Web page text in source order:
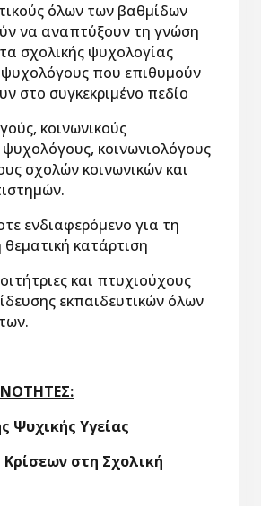
όλων των βαθμίδων
να αναπτύξουν τη γνώση
σχολικής ψυχολογίας
ψυχολόγους που επιθυμούν
στο συγκεκριμένο πεδίο
κοινωνικούς
ψυχολόγους, κοινωνιολόγους
σχολών κοινωνικών και
ενδιαφερόμενο για τη
θεματική κατάρτιση
και πτυχιούχους
εκπαιδευτικών όλων
:
Ψυχικής Υγείας
Κρίσεων στη Σχολική